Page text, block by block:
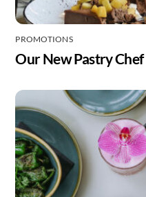
PROMOTIONS
Our New Pastry Chef